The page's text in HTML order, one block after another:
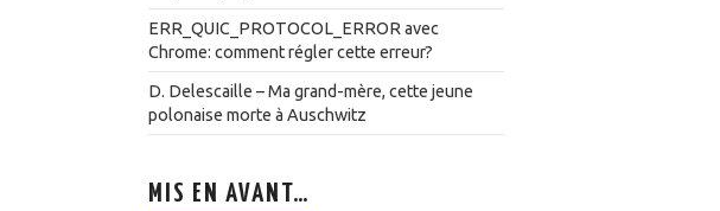
ERR_QUIC_PROTOCOL_ERROR avec
Chrome: comment régler cette erreur?
D. Delescaille – Ma grand-mère, cette jeune
polonaise morte à Auschwitz
MIS EN AVANT…